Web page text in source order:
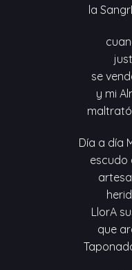
la
se
y mi
Día a día
escudo
LlorA
que